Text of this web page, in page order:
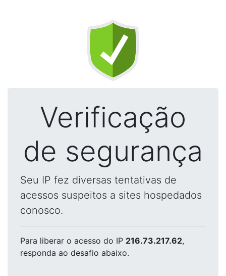
Verificação
de segurança
Seu IP fez diversas tentativas de
acessos suspeitos a sites hospedados
conosco.
Para liberar o acesso do IP 216.73.217.62,
responda ao desafio abaixo.